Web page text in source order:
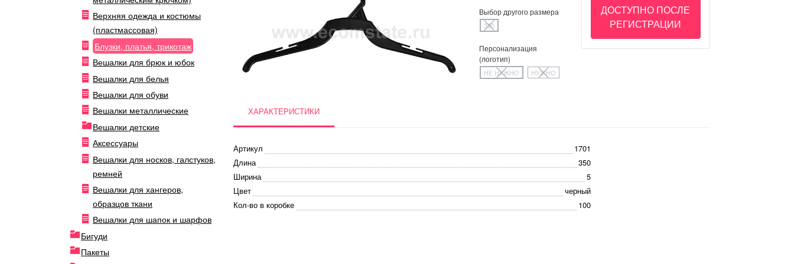
Верхняя одежда и костюмы
(пластмассовая)
Блузки, платья, трикотаж
Вешалки для брюк и юбок
Вешалки для белья
Вешалки для обуви
Вешалки металлические
Вешалки детские
Аксессуары
Вешалки для носков, галстуков,
ремней
Вешалки для хангеров,
образцов ткани
Вешалки для шапок и шарфов
Бигуди
Пакеты
Выбор другого размера
350
Персонализация
(логотип)
НЕ НУЖНО НУЖНО
ДОСТУПНО ПОСЛЕ
РЕГИСТРАЦИИ
ХАРАКТЕРИСТИКИ
Артикул
1701
Длина
350
Ширина
5
Цвет
черный
Кол-во в коробке
100